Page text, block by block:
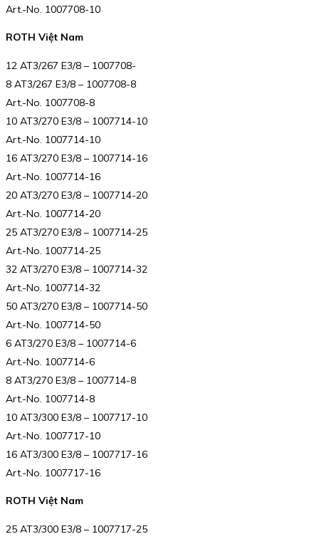
Art.-No. 1007708-10
ROTH Việt Nam
12 AT3/267 E3/8 – 1007708-
8 AT3/267 E3/8 – 1007708-8
Art.-No. 1007708-8
10 AT3/270 E3/8 – 1007714-10
Art.-No. 1007714-10
16 AT3/270 E3/8 – 1007714-16
Art.-No. 1007714-16
20 AT3/270 E3/8 – 1007714-20
Art.-No. 1007714-20
25 AT3/270 E3/8 – 1007714-25
Art.-No. 1007714-25
32 AT3/270 E3/8 – 1007714-32
Art.-No. 1007714-32
50 AT3/270 E3/8 – 1007714-50
Art.-No. 1007714-50
6 AT3/270 E3/8 – 1007714-6
Art.-No. 1007714-6
8 AT3/270 E3/8 – 1007714-8
Art.-No. 1007714-8
10 AT3/300 E3/8 – 1007717-10
Art.-No. 1007717-10
16 AT3/300 E3/8 – 1007717-16
Art.-No. 1007717-16
ROTH Việt Nam
25 AT3/300 E3/8 – 1007717-25